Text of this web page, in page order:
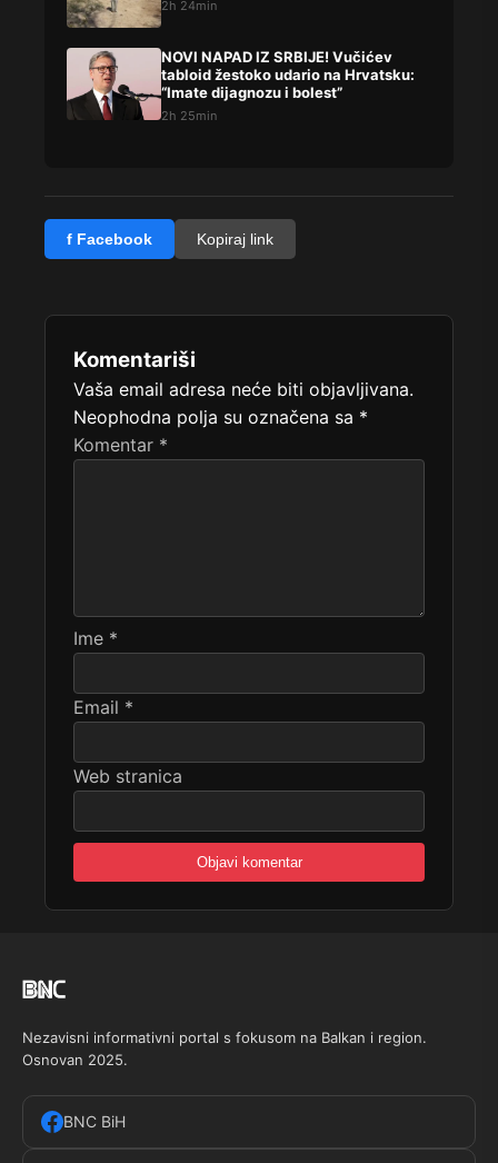
2h 24min
NOVI NAPAD IZ SRBIJE! Vučićev
tabloid žestoko udario na Hrvatsku:
“Imate dijagnozu i bolest”
2h 25min
f Facebook Kopiraj link
Komentariši
Vaša email adresa neće biti objavljivana.
Neophodna polja su označena sa *
Komentar *
Ime *
Email *
Web stranica
Nezavisni informativni portal s fokusom na Balkan i region.
Osnovan 2025.
BNC BiH